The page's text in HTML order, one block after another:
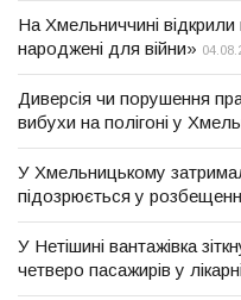
На Хмельниччині
народжені для війни»
Диверсія чи порушення
вибухи на полігоні у
У Хмельницькому
підозрюється у
У Нетішині вантажівка
четверо пасажирів у